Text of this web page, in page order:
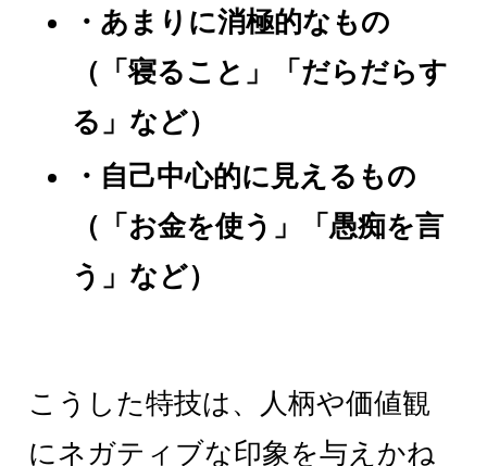
・あまりに消極的なもの
（「寝ること」「だらだらす
る」など）
・自己中心的に見えるもの
（「お金を使う」「愚痴を言
う」など）
こうした特技は、人柄や価値観
にネガティブな印象を与えかね